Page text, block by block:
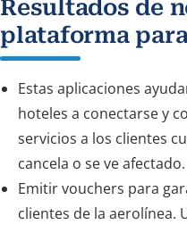
Resultados de
plataforma
Estas aplicaciones
hoteles a conectarse y
servicios a los clientes
cancela o se ve afectado.
Emitir vouchers para
clientes de la aerolínea.